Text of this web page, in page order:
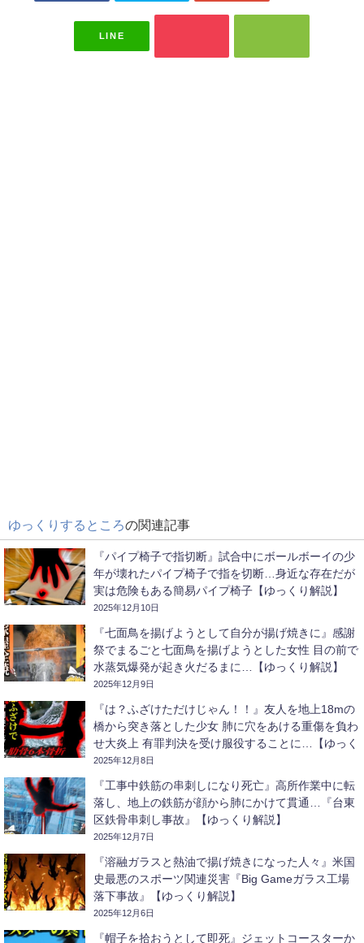
LINE
ゆっくりするところの関連記事
『パイプ椅子で指切断』試合中にボールボーイの少
年が壊れたパイプ椅子で指を切断…身近な存在だが
実は危険もある簡易パイプ椅子【ゆっくり解説】
2025年12月10日
『七面鳥を揚げようとして自分が揚げ焼きに』感謝
祭でまるごと七面鳥を揚げようとした女性 目の前で
水蒸気爆発が起き火だるまに…【ゆっくり解説】
2025年12月9日
『は？ふざけただけじゃん！！』友人を地上18mの
橋から突き落とした少女 肺に穴をあける重傷を負わ
せ大炎上 有罪判決を受け服役することに…【ゆっく
り解説】
2025年12月8日
『工事中鉄筋の串刺しになり死亡』高所作業中に転
落し、地上の鉄筋が顔から肺にかけて貫通…『台東
区鉄骨串刺し事故』【ゆっくり解説】
2025年12月7日
『溶融ガラスと熱油で揚げ焼きになった人々』米国
史最悪のスポーツ関連災害『Big Gameガラス工場
落下事故』【ゆっくり解説】
2025年12月6日
『帽子を拾おうとして即死』ジェットコースターか